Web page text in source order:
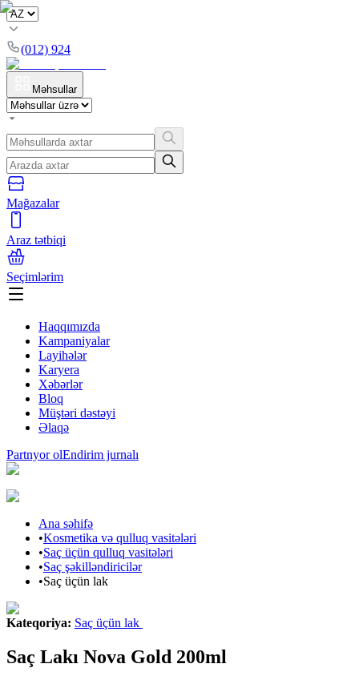
(012) 924
Məhsullar
Mağazalar
Araz tətbiqi
Seçimlərim
Haqqımızda
Kampaniyalar
Layihələr
Karyera
Xəbərlər
Bloq
Müştəri dəstəyi
Əlaqə
Partnyor olEndirim jurnalı
Ana səhifə
•Kosmetika və qulluq vasitələri
•Saç üçün qulluq vasitələri
•Saç şəkilləndiricilər
•Saç üçün lak
Kateqoriya: Saç üçün lak
Saç Lakı Nova Gold 200ml